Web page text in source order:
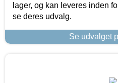
lager, og kan leveres inden
se deres udvalg.
Se udvalget